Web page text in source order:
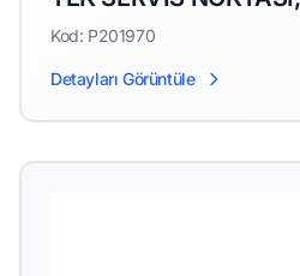
Kod: P201970
Detayları Görüntüle